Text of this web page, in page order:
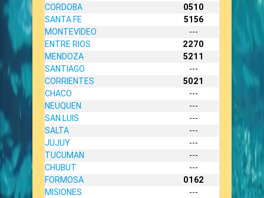
CORDOBA
0510
SANTA FE
5156
MONTEVIDEO
---
ENTRE RIOS
2270
MENDOZA
5211
SANTIAGO
---
CORRIENTES
5021
CHACO
---
NEUQUEN
---
SAN LUIS
---
SALTA
---
JUJUY
---
TUCUMAN
---
CHUBUT
---
FORMOSA
0162
MISIONES
---